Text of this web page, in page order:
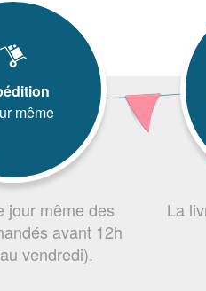
même
jour même des
avant 12h
vendredi).
La